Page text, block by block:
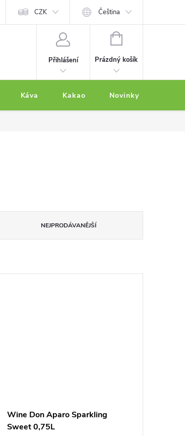
CZK Čeština
Přihlášení
NÁKUPNÍ
Prázdný košík
Káva Kakao Novinky
NEJPRODÁVANĚJŠÍ
Wine Don Aparo Sparkling
Sweet 0,75L